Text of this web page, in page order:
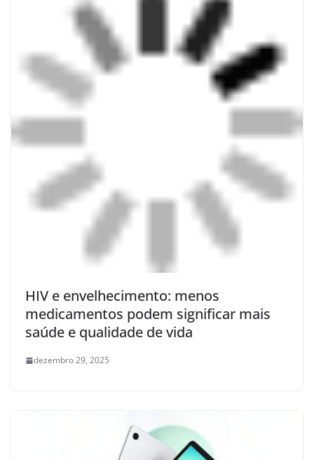
HIV e envelhecimento: menos
medicamentos podem significar mais
saúde e qualidade de vida
dezembro 29, 2025